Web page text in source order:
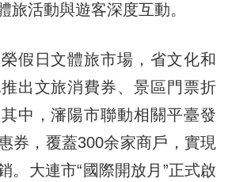
旅活動與遊客深度互動。
日文體旅市場，省文化和
出文旅消費券、景區門票折
中，瀋陽市聯動相關平臺發
券，覆蓋300余家商戶，實現
。大連市“國際開放月”正式啟